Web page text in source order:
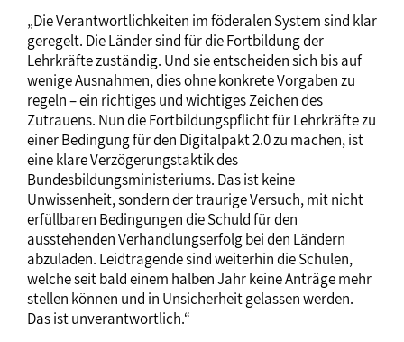
„Die Verantwortlichkeiten im föderalen System sind klar
geregelt. Die Länder sind für die Fortbildung der
Lehrkräfte zuständig. Und sie entscheiden sich bis auf
wenige Ausnahmen, dies ohne konkrete Vorgaben zu
regeln – ein richtiges und wichtiges Zeichen des
Zutrauens. Nun die Fortbildungspflicht für Lehrkräfte zu
einer Bedingung für den Digitalpakt 2.0 zu machen, ist
eine klare Verzögerungstaktik des
Bundesbildungsministeriums. Das ist keine
Unwissenheit, sondern der traurige Versuch, mit nicht
erfüllbaren Bedingungen die Schuld für den
ausstehenden Verhandlungserfolg bei den Ländern
abzuladen. Leidtragende sind weiterhin die Schulen,
welche seit bald einem halben Jahr keine Anträge mehr
stellen können und in Unsicherheit gelassen werden.
Das ist unverantwortlich.“